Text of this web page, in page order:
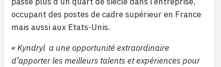
occupant des postes de cadre supérieur en France
mais aussi aux Etats-Unis.
« Kyndryl a une opportunité extraordinaire
d’apporter les meilleurs talents et expériences pour